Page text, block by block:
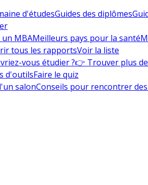
d'étudesGuides des diplômes
MBAMeilleurs pays pour la santé
tous les rapportsVoir la liste
vous étudier ?👉 Trouver plus
d'outilsFaire le quiz
salonConseils pour rencontrer